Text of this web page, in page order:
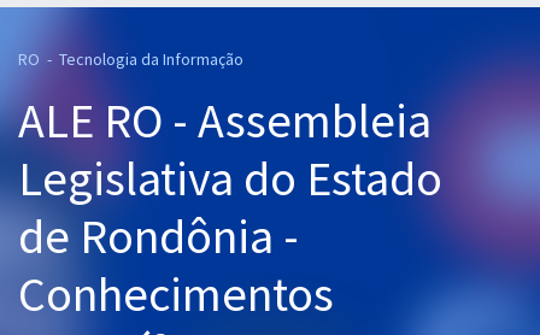
Cursos 20% OFF
Pós
Graduação
OAB
RO - Tecnologia da Informação
ALE RO - Assembleia
Legislativa do Estado
de Rondônia -
Conhecimentos